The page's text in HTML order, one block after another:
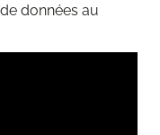
données au